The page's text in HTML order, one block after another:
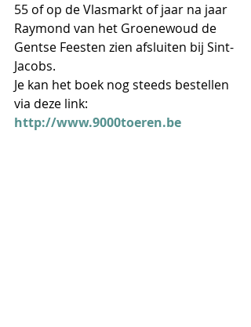
55 of op de Vlasmarkt of jaar na jaar
Raymond van het Groenewoud de
Gentse Feesten zien afsluiten bij Sint-
Jacobs.
Je kan het boek nog steeds bestellen
via deze link:
http://www.9000toeren.be